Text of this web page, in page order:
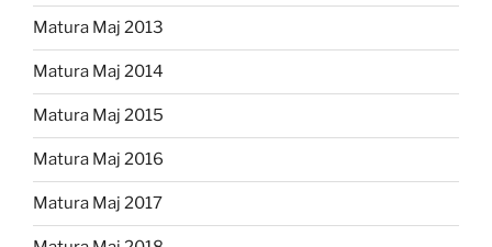
Matura Maj 2013
Matura Maj 2014
Matura Maj 2015
Matura Maj 2016
Matura Maj 2017